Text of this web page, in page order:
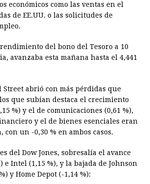
económicos como las ventas en el
de EE.UU. o las solicitudes de
del bono del Tesoro a 10
avanzaba esta mañana hasta el 4,441
Street abrió con más pérdidas que
que subían destaca el crecimiento
%) y el de comunicaciones (0,61 %),
y el de bienes esenciales eran
con un -0,30 % en ambos casos.
del Dow Jones, sobresalía el avance
e Intel (1,15 %), y la bajada de Johnson
y Home Depot (-1,14 %):